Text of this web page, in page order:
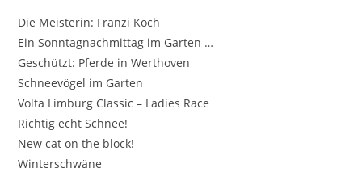
Die Meisterin: Franzi Koch
Ein Sonntagnachmittag im Garten …
Geschützt: Pferde in Werthoven
Schneevögel im Garten
Volta Limburg Classic – Ladies Race
Richtig echt Schnee!
New cat on the block!
Winterschwäne